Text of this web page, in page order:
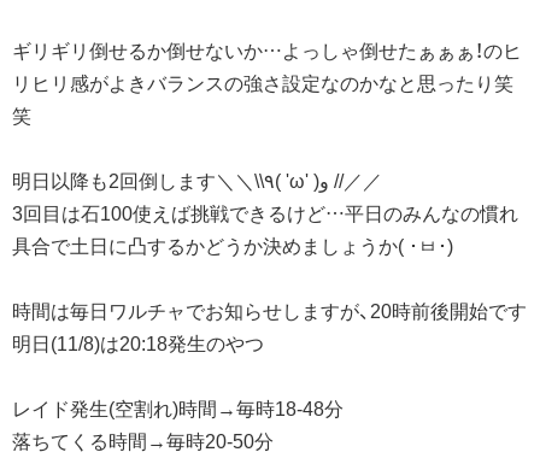
ギリギリ倒せるか倒せないか…よっしゃ倒せたぁぁぁ！のヒ
リヒリ感がよきバランスの強さ設定なのかなと思ったり笑
笑
明日以降も2回倒します＼＼\\٩( 'ω' )و //／／
3回目は石100使えば挑戦できるけど…平日のみんなの慣れ
具合で土日に凸するかどうか決めましょうか( ･ㅂ･)
時間は毎日ワルチャでお知らせしますが、20時前後開始です
明日(11/8)は20:18発生のやつ
レイド発生(空割れ)時間→毎時18-48分
落ちてくる時間→毎時20-50分